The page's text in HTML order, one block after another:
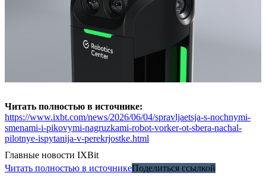
Читать полностью в источнике:
https://www.ixbt.com/news/2026/06/04/spravljaetsja-s-nochnymi-
smenami-i-pikovymi-nagruzkami-robot-vorker-ot-sbera-nachal-
pilotnye-ispytanija-v-perekrjostke.html
Главные новости IXBit
Читать полностью в источникеПоделиться ссылкой